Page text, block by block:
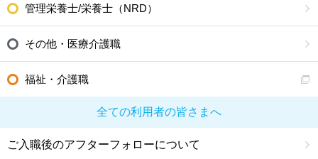
管理栄養士/栄養士（NRD）
その他・医療介護職
福祉・介護職
全ての利用者の皆さまへ
ご入職後のアフターフォローについて